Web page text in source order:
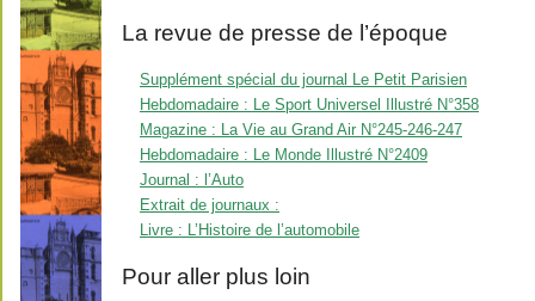
La revue de presse de l’époque
Supplément spécial du journal Le Petit Parisien
Hebdomadaire : Le Sport Universel Illustré N°358
Magazine : La Vie au Grand Air N°245-246-247
Hebdomadaire : Le Monde Illustré N°2409
Journal : l’Auto
Extrait de journaux :
Livre : L’Histoire de l’automobile
Pour aller plus loin